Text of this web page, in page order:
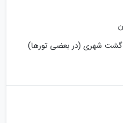
گشت شهری (در بعضی تورها)